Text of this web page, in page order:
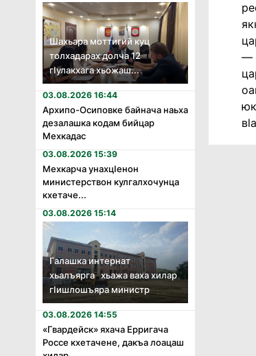
Шахьара моттигий куц
толхадарах долча 12
гӏулакхага хьожаш...
03.08.2026 16:44
Архипо-Осиповке байнача наьха
дезалашка кодам бийцар
Мехкадас
03.08.2026 15:39
Мехкарча унахцӏенон
министерствон кулгалхочунца
кхетаче...
03.08.2026 15:14
Галашка интернат
хьалъярга хьажа ваха хилар
гӏишлошъяра министр
03.08.2026 14:55
«Гвардейск» яхача Ерригача
Россе кхетачене, дакъа лоацаш
—